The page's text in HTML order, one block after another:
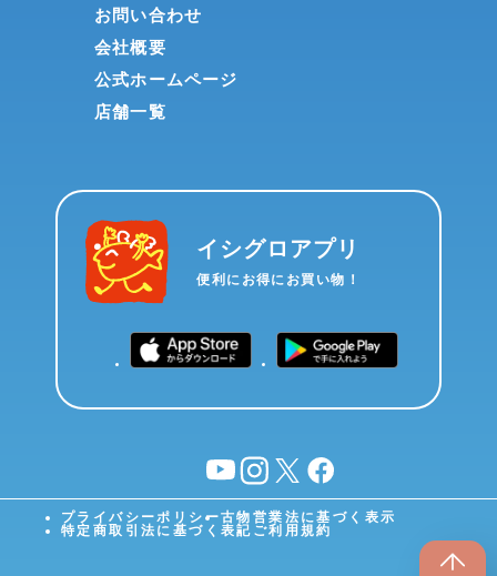
お問い合わせ
会社概要
公式ホームページ
店舗一覧
イシグロアプリ
便利にお得にお買い物！
YouTubeinstagram
X facebook
プライバシーポリシー古物営業法に基づく表示
特定商取引法に基づく表記 ご利用規約